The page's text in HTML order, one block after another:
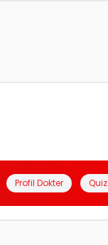
Profil Dokter Quiz